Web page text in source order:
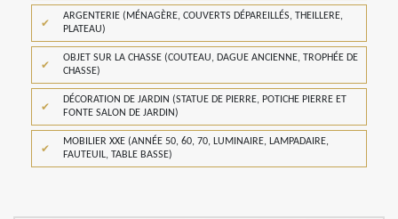
ARGENTERIE (MÉNAGÈRE, COUVERTS DÉPAREILLÉS, THEILLERE,
PLATEAU)
OBJET SUR LA CHASSE (COUTEAU, DAGUE ANCIENNE, TROPHÉE DE
CHASSE)
DÉCORATION DE JARDIN (STATUE DE PIERRE, POTICHE PIERRE ET
FONTE SALON DE JARDIN)
MOBILIER XXE (ANNÉE 50, 60, 70, LUMINAIRE, LAMPADAIRE,
FAUTEUIL, TABLE BASSE)